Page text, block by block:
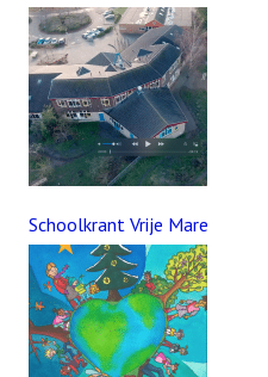
Schoolkrant Vrije Mare